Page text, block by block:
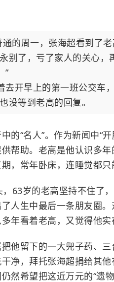
的周一，张海超看到了
别了，亏了家人的关心
”
去开早上的第一班公交车
没等到老高的回复。
的“名人”。作为新闻中“
帮助。老高是他认识多
，常年卧床，连睡觉都只
63岁的老高坚持不住了
人生中最后一条朋友圈
年看着老高，又觉得他实
他留下的一大兜子药、
净，拜托张海超捐给其
然希望把这近万元的“